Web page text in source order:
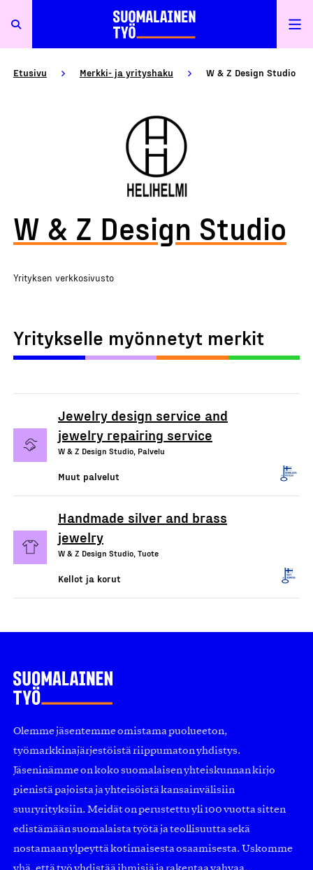
Etusivu Merkki- ja yrityshaku W & Z Design Studio
W & Z Design Studio
Yrityksen verkkosivusto
Yritykselle myönnetyt merkit
Jewelry design service and
jewelry repairing service
W & Z Design Studio, Palvelu
Muut palvelut
Handmade silver and brass
jewelry
W & Z Design Studio, Tuote
Kellot ja korut
Olemme jäsentemme omistama puolueeton,
työmarkkinajärjestöistä riippumaton yhdistys.
Jäseninämme on koko suomalaisen yhteiskunnan kirjo
pienistä pajoista ja yhteisöistä kansainvälisiin
suuryrityksiin. Meidät on perustettu yli 100 vuotta sitten
edistämään suomalaista työtä ja teollisuutta sekä
nostamaan ylpeyttä kotimaisesta osaamisesta. Uskomme